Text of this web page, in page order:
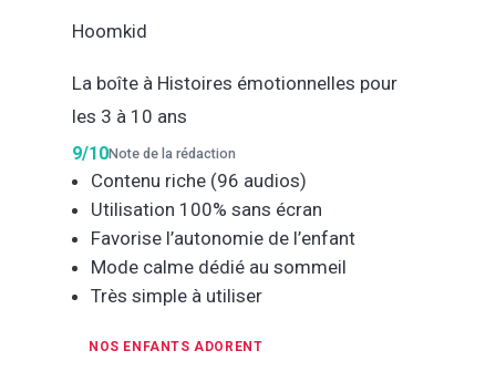
Hoomkid
La boîte à Histoires émotionnelles pour
les 3 à 10 ans
9/10Note de la rédaction
Contenu riche (96 audios)
Utilisation 100% sans écran
Favorise l’autonomie de l’enfant
Mode calme dédié au sommeil
Très simple à utiliser
NOS ENFANTS ADORENT